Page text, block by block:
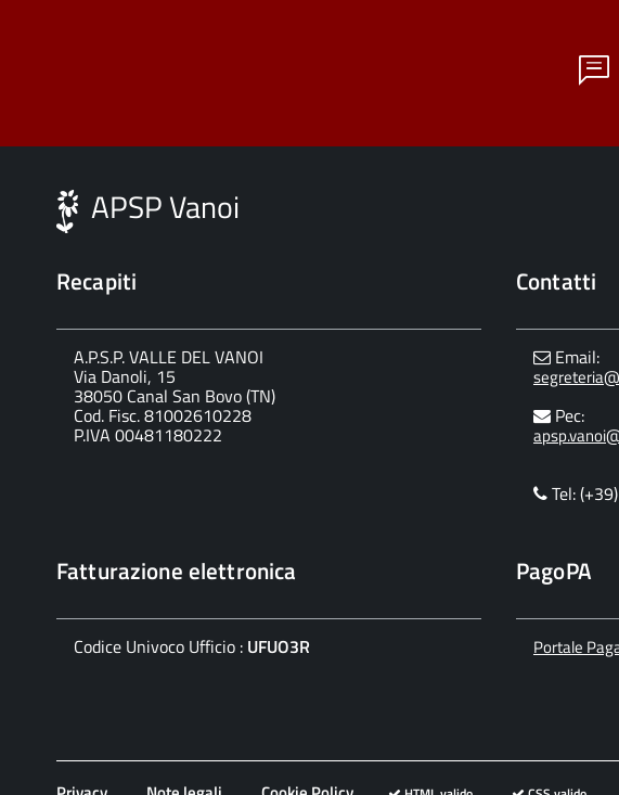
APSP Vanoi
Recapiti
A.P.S.P. VALLE DEL VANOI
Via Danoli, 15
38050 Canal San Bovo (TN)
Cod. Fisc. 81002610228
P.IVA 00481180222
Fatturazione elettronica
Codice Univoco Ufficio : UFUO3R
Contatti
Email:
Pec:
Tel:
PagoPA
Portale